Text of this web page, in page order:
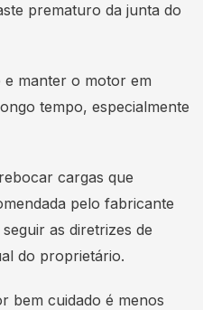
prematuro da junta do
e manter o motor em
tempo, especialmente
cargas que
pelo fabricante
as diretrizes de
do proprietário.
bem cuidado é menos